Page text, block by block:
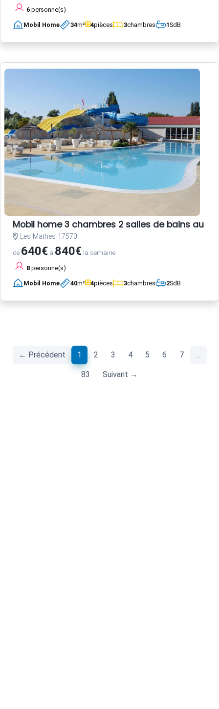
6 personne(s)
Mobil Home 34m² 4pièces 3chambres 1SdB
Mobil home 3 chambres 2 salles de bains au
Les Mathes 17570
de 640€ à 840€ la semaine
8 personne(s)
Mobil Home 40m² 4pièces 3chambres 2SdB
← Précédent 1 (current)
2 3 4 5 6 7 …
83 Suivant →